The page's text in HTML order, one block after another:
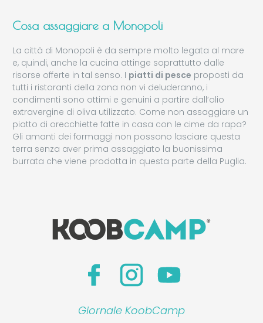
Cosa assaggiare a Monopoli
La città di Monopoli è da sempre molto legata al mare
e, quindi, anche la cucina attinge soprattutto dalle
risorse offerte in tal senso. I piatti di pesce proposti da
tutti i ristoranti della zona non vi deluderanno, i
condimenti sono ottimi e genuini a partire dall’olio
extravergine di oliva utilizzato. Come non assaggiare un
piatto di orecchiette fatte in casa con le cime da rapa?
Gli amanti dei formaggi non possono lasciare questa
terra senza aver prima assaggiato la buonissima
burrata che viene prodotta in questa parte della Puglia.
Giornale KoobCamp